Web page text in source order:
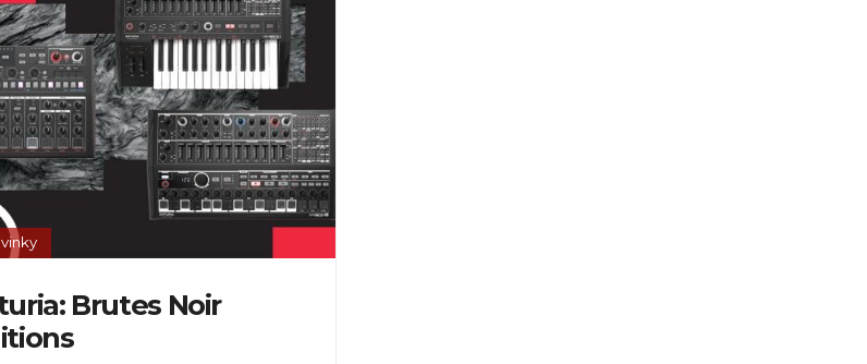
Brutes Noir